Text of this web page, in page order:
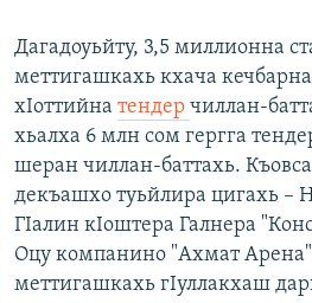
Дагадоуьйту, 3,5 миллионна
меттигашкахь кхача
хIоттийна тендер чиллан-
хьалха 6 млн сом гергга
шеран чиллан-баттахь.
декъашхо туьйлира цигахь –
ГIалин кIоштера Галнера
Оцу компанино "Ахмат
меттигашкахь гIуллакхаш